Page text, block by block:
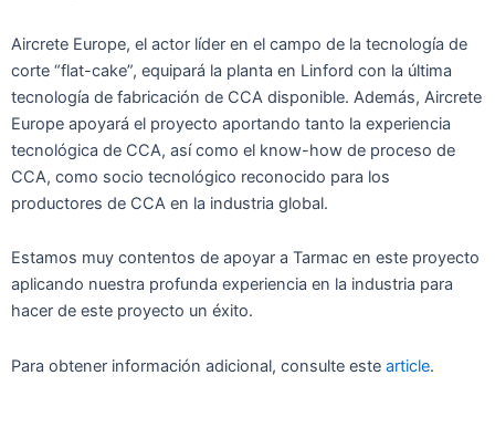
Aircrete Europe, el actor líder en el campo de la tecnología de
corte “flat-cake”, equipará la planta en Linford con la última
tecnología de fabricación de CCA disponible. Además, Aircrete
Europe apoyará el proyecto aportando tanto la experiencia
tecnológica de CCA, así como el know-how de proceso de
CCA, como socio tecnológico reconocido para los
productores de CCA en la industria global.
Estamos muy contentos de apoyar a Tarmac en este proyecto
aplicando nuestra profunda experiencia en la industria para
hacer de este proyecto un éxito.
Para obtener información adicional, consulte este article.